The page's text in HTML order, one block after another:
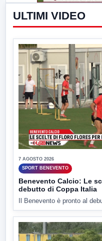
ULTIMI VIDEO
7 AGOSTO 2026
SPORT BENEVENTO
Benevento Calcio: Le
debutto di Coppa Italia
Il Benevento è pronto al